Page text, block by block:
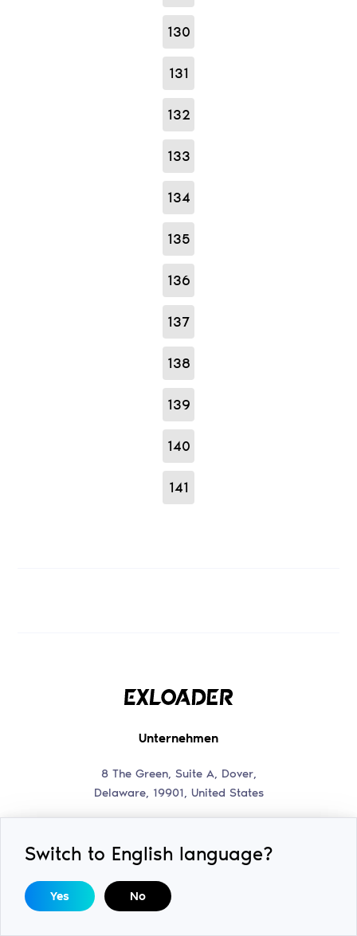
130
131
132
133
134
135
136
137
138
139
140
141
Unternehmen
8 The Green, Suite A, Dover,
Delaware, 19901, United States
Kontakte
Discord-Support
help@swiftsoft.llc
Switch to English language?
Yes No